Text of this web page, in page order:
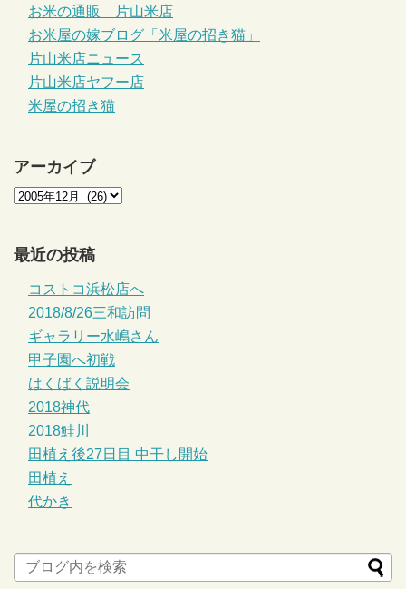
お米の通販 片山米店
お米屋の嫁ブログ「米屋の招き猫」
片山米店ニュース
片山米店ヤフー店
米屋の招き猫
アーカイブ
最近の投稿
コストコ浜松店へ
2018/8/26三和訪問
ギャラリー水嶋さん
甲子園へ初戦
はくばく説明会
2018神代
2018鮭川
田植え後27日目 中干し開始
田植え
代かき